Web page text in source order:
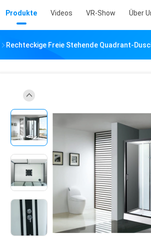
Produkte Videos VR-Show Über
Rechteckige Freie Stehende Quadrant-